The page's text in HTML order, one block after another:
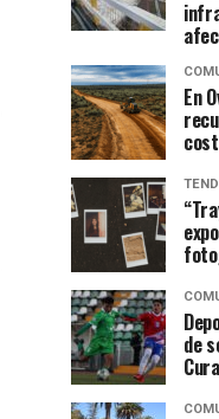
En
de